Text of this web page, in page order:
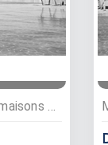
Hébergements, Villas, maisons et appartements